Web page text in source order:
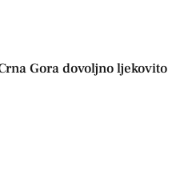
Gora dovoljno ljekovito